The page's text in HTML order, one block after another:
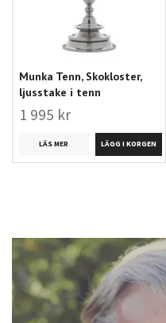
Munka Tenn, Skokloster,
ljusstake i tenn
1 995 kr
LÄS MER